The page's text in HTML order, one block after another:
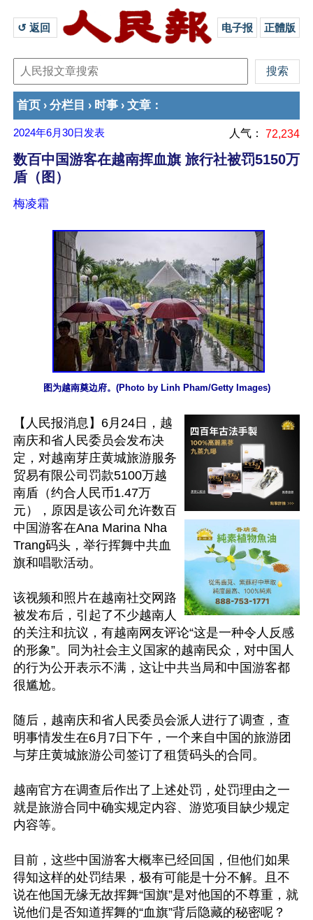
↺ 返回 电子报 正體版
首页 › 分栏目 › 时事 › 文章 ：
2024年6月30日 发表 人气： 72,234
数百中国游客在越南挥血旗 旅行社被罚5150万
盾（图）
梅凌霜
图为越南奠边府。(Photo by Linh Pham/Getty Images)
【人民报消息】6月24日，越
南庆和省人民委员会发布决
定，对越南芽庄黄城旅游服务
贸易有限公司罚款5100万越
南盾（约合人民币1.47万
元），原因是该公司允许数百
中国游客在Ana Marina Nha
Trang码头，举行挥舞中共血
旗和唱歌活动。
该视频和照片在越南社交网路
被发布后，引起了不少越南人
的关注和抗议，有越南网友评论“这是一种令人反感
的形象”。同为社会主义国家的越南民众，对中国人
的行为公开表示不满，这让中共当局和中国游客都
很尴尬。
随后，越南庆和省人民委员会派人进行了调查，查
明事情发生在6月7日下午，一个来自中国的旅游团
与芽庄黄城旅游公司签订了租赁码头的合同。
越南官方在调查后作出了上述处罚，处罚理由之一
就是旅游合同中确实规定内容、游览项目缺少规定
内容等。
目前，这些中国游客大概率已经回国，但他们如果
得知这样的处罚结果，极有可能是十分不解。且不
说在他国无缘无故挥舞“国旗”是对他国的不尊重，就
说他们是否知道挥舞的“血旗”背后隐藏的秘密呢？